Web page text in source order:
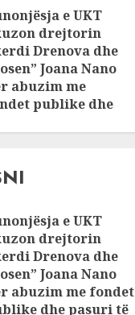
e UKT
drejtorin
Drenova dhe
Joana Nano
abuzim me
publike dhe
e UKT
drejtorin
Drenova dhe
Joana Nano
abuzim me fondet
dhe pasuri të